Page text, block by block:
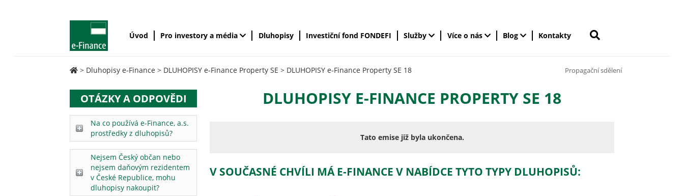
Úvod Pro investory a média Dluhopisy Investiční fond FONDEFI Služby Více o nás Blog Kontakty
> Dluhopisy e-Finance > DLUHOPISY e-Finance Property SE > DLUHOPISY e-Finance Property SE 18 Propagační sdělení
DLUHOPISY E-FINANCE PROPERTY SE 18
Tato emise již byla ukončena.
V SOUČASNÉ CHVÍLI MÁ E-FINANCE V NABÍDCE TYTO TYPY DLUHOPISŮ:
OTÁZKY A ODPOVĚDI
Na co používá e-Finance, a.s.
prostředky z dluhopisů?
Nejsem Český občan nebo
nejsem daňovým rezidentem
v České Republice, mohu
dluhopisy nakoupit?